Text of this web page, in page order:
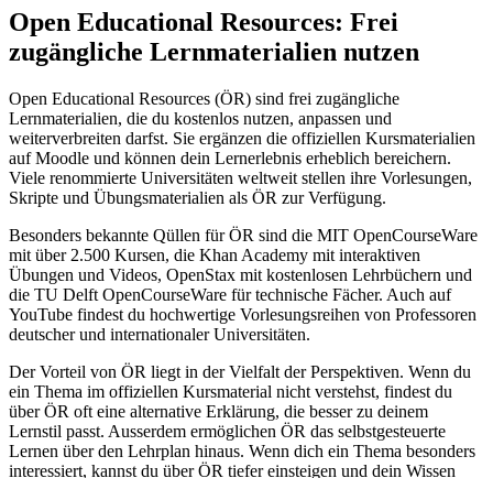
Open Educational Resources: Frei
zugängliche Lernmaterialien nutzen
Open Educational Resources (ÖR) sind frei zugängliche
Lernmaterialien, die du kostenlos nutzen, anpassen und
weiterverbreiten darfst. Sie ergänzen die offiziellen Kursmaterialien
auf Moodle und können dein Lernerlebnis erheblich bereichern.
Viele renommierte Universitäten weltweit stellen ihre Vorlesungen,
Skripte und Übungsmaterialien als ÖR zur Verfügung.
Besonders bekannte Qüllen für ÖR sind die MIT OpenCourseWare
mit über 2.500 Kursen, die Khan Academy mit interaktiven
Übungen und Videos, OpenStax mit kostenlosen Lehrbüchern und
die TU Delft OpenCourseWare für technische Fächer. Auch auf
YouTube findest du hochwertige Vorlesungsreihen von Professoren
deutscher und internationaler Universitäten.
Der Vorteil von ÖR liegt in der Vielfalt der Perspektiven. Wenn du
ein Thema im offiziellen Kursmaterial nicht verstehst, findest du
über ÖR oft eine alternative Erklärung, die besser zu deinem
Lernstil passt. Ausserdem ermöglichen ÖR das selbstgesteuerte
Lernen über den Lehrplan hinaus. Wenn dich ein Thema besonders
interessiert, kannst du über ÖR tiefer einsteigen und dein Wissen